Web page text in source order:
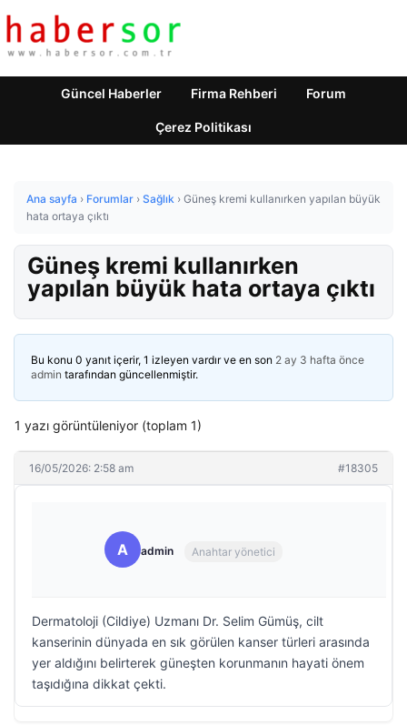
Güncel Haberler Firma Rehberi Forum
Çerez Politikası
Ana sayfa › Forumlar › Sağlık › Güneş kremi kullanırken yapılan büyük
hata ortaya çıktı
Güneş kremi kullanırken
yapılan büyük hata ortaya çıktı
Bu konu 0 yanıt içerir, 1 izleyen vardır ve en son 2 ay 3 hafta önce
admin tarafından güncellenmiştir.
1 yazı görüntüleniyor (toplam 1)
16/05/2026: 2:58 am #18305
A admin Anahtar yönetici
Dermatoloji (Cildiye) Uzmanı Dr. Selim Gümüş, cilt
kanserinin dünyada en sık görülen kanser türleri arasında
yer aldığını belirterek güneşten korunmanın hayati önem
taşıdığına dikkat çekti.